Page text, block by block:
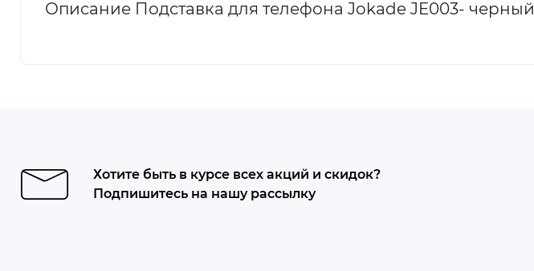
Описание Подставка для телефона Jokade JE003- черный
Хотите быть в курсе всех акций и скидок?
Подпишитесь на нашу рассылку